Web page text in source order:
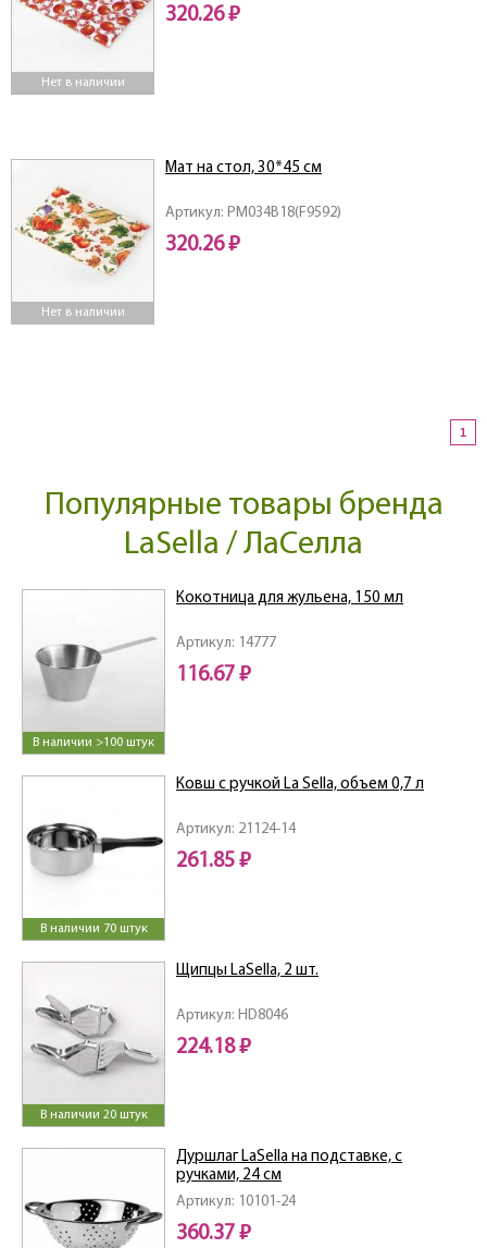
Нет в наличии
320.26 ₽
Нет в наличии
Артикул: PM034B18(F9592)
Мат на стол, 30*45 см
320.26 ₽
1
Популярные товары бренда
LaSella / ЛаCелла
В наличии >100 штук
Артикул: 14777
Кокотница для жульена, 150 мл
116.67 ₽
В наличии 70 штук
Артикул: 21124-14
Ковш с ручкой La Sella, объем 0,7 л
261.85 ₽
В наличии 20 штук
Артикул: HD8046
Щипцы LaSella, 2 шт.
224.18 ₽
Артикул: 10101-24
Дуршлаг LaSella на подставке, с
ручками, 24 см
360.37 ₽